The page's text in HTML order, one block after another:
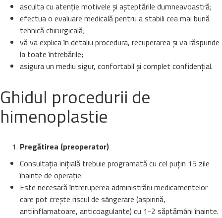
asculta cu atenție motivele și așteptările dumneavoastră;
efectua o evaluare medicală pentru a stabili cea mai bună
tehnică chirurgicală;
vă va explica în detaliu procedura, recuperarea și va răspunde
la toate întrebările;
asigura un mediu sigur, confortabil și complet confidențial.
Ghidul procedurii de
himenoplastie
Pregătirea (preoperator)
Consultația inițială trebuie programată cu cel puțin 15 zile
înainte de operație.
Este necesară întreruperea administrării medicamentelor
care pot crește riscul de sângerare (aspirină,
antiinflamatoare, anticoagulante) cu 1-2 săptămâni înainte.